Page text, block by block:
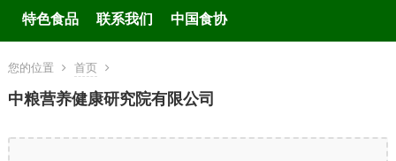
特色食品 联系我们 中国食协
您的位置 首页
中粮营养健康研究院有限公司